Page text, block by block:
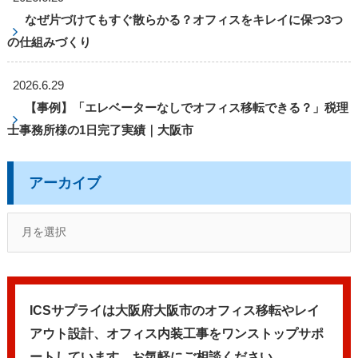
なぜ片づけてもすぐ散らかる？オフィスをキレイに保つ3つ
の仕組みづくり
2026.6.29
【事例】「エレベーターなしでオフィス移転できる？」税理
士事務所様の1日完了実績｜大阪市
アーカイブ
ICSサプライは大阪府大阪市のオフィス移転やレイ
アウト設計、 オフィス内装工事をワンストップサポ